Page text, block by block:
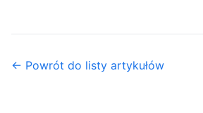
← Powrót do listy artykułów